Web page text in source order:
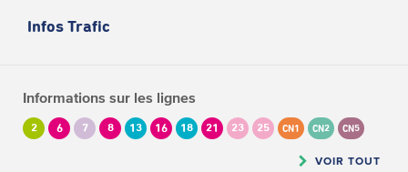
Infos Trafic
Informations sur les lignes
2 6 7 8 13 16 18 21 23 25 CN1 CN2 CN5
VOIR TOUT